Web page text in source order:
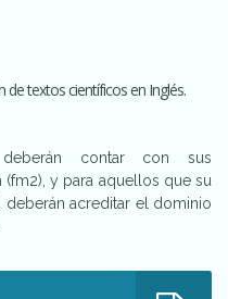
textos científicos en Inglés.
deberán contar con sus
y para aquellos que su
deberán acreditar el dominio